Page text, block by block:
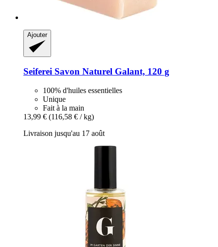
Ajouter
Seiferei Savon Naturel Galant, 120 g
100% d'huiles essentielles
Unique
Fait à la main
13,99 € (116,58 € / kg)
Livraison jusqu'au 17 août